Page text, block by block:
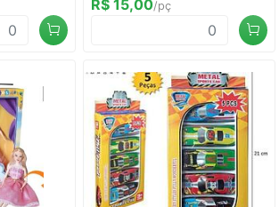
R$ 15,00/pç